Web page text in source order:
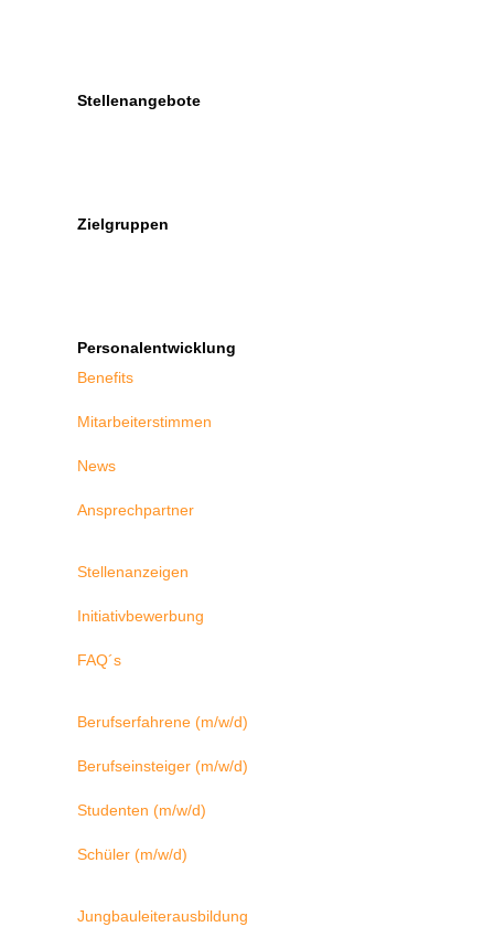
Stellenangebote
Zielgruppen
Personalentwicklung
Benefits
Mitarbeiterstimmen
News
Ansprechpartner
Stellenanzeigen
Initiativbewerbung
FAQ´s
Berufserfahrene (m/w/d)
Berufseinsteiger (m/w/d)
Studenten (m/w/d)
Schüler (m/w/d)
Jungbauleiterausbildung